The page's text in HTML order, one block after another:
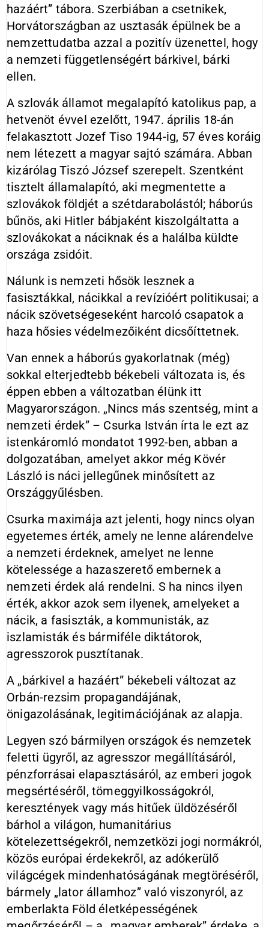
hazáért” tábora. Szerbiában a csetnikek,
Horvátországban az usztasák épülnek be a
nemzettudatba azzal a pozitív üzenettel, hogy
a nemzeti függetlenségért bárkivel, bárki
ellen.
A szlovák államot megalapító katolikus pap, a
hetvenöt évvel ezelőtt, 1947. április 18-án
felakasztott Jozef Tiso 1944-ig, 57 éves koráig
nem létezett a magyar sajtó számára. Abban
kizárólag Tiszó József szerepelt. Szentként
tisztelt államalapító, aki megmentette a
szlovákok földjét a szétdarabolástól; háborús
bűnös, aki Hitler bábjaként kiszolgáltatta a
szlovákokat a náciknak és a halálba küldte
országa zsidóit.
Nálunk is nemzeti hősök lesznek a
fasisztákkal, nácikkal a revízióért politikusai; a
nácik szövetségeseként harcoló csapatok a
haza hősies védelmezőiként dicsőíttetnek.
Van ennek a háborús gyakorlatnak (még)
sokkal elterjedtebb békebeli változata is, és
éppen ebben a változatban élünk itt
Magyarországon. „Nincs más szentség, mint a
nemzeti érdek” – Csurka István írta le ezt az
istenkáromló mondatot 1992-ben, abban a
dolgozatában, amelyet akkor még Kövér
László is náci jellegűnek minősített az
Országgyűlésben.
Csurka maximája azt jelenti, hogy nincs olyan
egyetemes érték, amely ne lenne alárendelve
a nemzeti érdeknek, amelyet ne lenne
kötelessége a hazaszerető embernek a
nemzeti érdek alá rendelni. S ha nincs ilyen
érték, akkor azok sem ilyenek, amelyeket a
nácik, a fasiszták, a kommunisták, az
iszlamisták és bármiféle diktátorok,
agresszorok pusztítanak.
A „bárkivel a hazáért” békebeli változat az
Orbán-rezsim propagandájának,
önigazolásának, legitimációjának az alapja.
Legyen szó bármilyen országok és nemzetek
feletti ügyről, az agresszor megállításáról,
pénzforrásai elapasztásáról, az emberi jogok
megsértéséről, tömeggyilkosságokról,
keresztények vagy más hitűek üldözéséről
bárhol a világon, humanitárius
kötelezettségekről, nemzetközi jogi normákról,
közös európai érdekekről, az adókerülő
világcégek mindenhatóságának megtöréséről,
bármely „lator államhoz” való viszonyról, az
emberlakta Föld életképességének